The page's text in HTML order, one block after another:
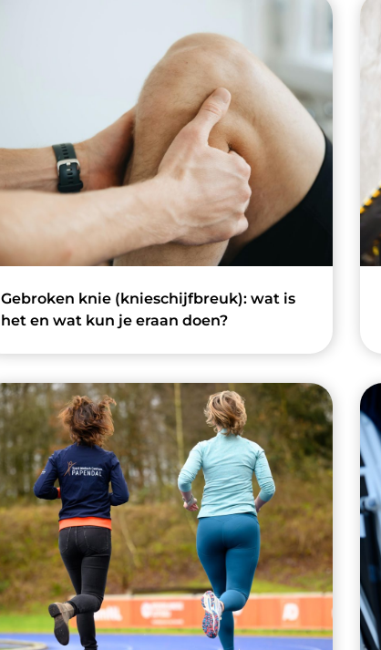
Gebroken knie (knieschijfbreuk): wat is
het en wat kun je eraan doen?